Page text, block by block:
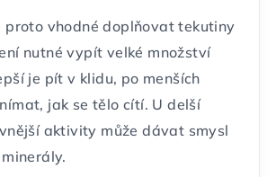
proto vhodné doplňovat tekutiny
nutné vypít velké množství
je pít v klidu, po menších
jak se tělo cítí. U delší
aktivity může dávat smysl